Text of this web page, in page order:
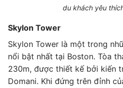
du khách yêu
Skylon Tower
Skylon Tower là một trong
nổi bật nhất tại Boston. Tòa
230m, được thiết kế bởi kiến
Domani. Khi đứng trên đỉnh